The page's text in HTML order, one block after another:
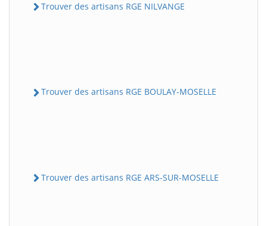
Trouver des artisans RGE NILVANGE
Trouver des artisans RGE BOULAY-MOSELLE
Trouver des artisans RGE ARS-SUR-MOSELLE